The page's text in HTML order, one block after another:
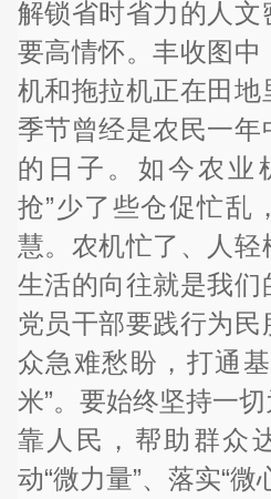
解锁省时省力的人文
要高情怀。丰收图中
机和拖拉机正在田地
季节曾经是农民一年
的日子。如今农业
抢”少了些仓促忙乱
慧。农机忙了、人
生活的向往就是我们
党员干部要践行为
众急难愁盼，打通
米”。要始终坚持一
靠人民，帮助群众
动“微力量”、落实“微